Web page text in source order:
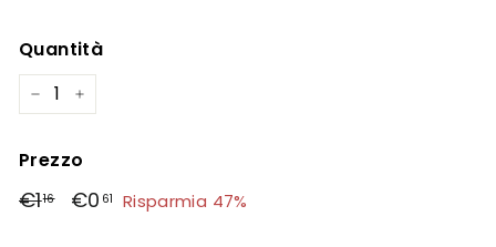
Quantità
− +
Prezzo
prezzo
€116€1,16
Prezzo
€0 61 €0,61
Risparmia 47%